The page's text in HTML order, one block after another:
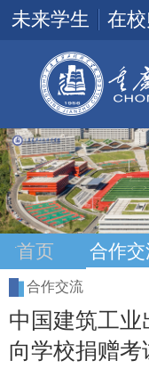
未来学生 在
首页 合作
合作交流
中国建筑工
向学校捐赠考